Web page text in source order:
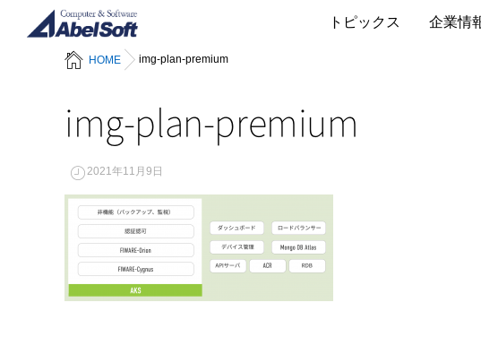
トピックス 企業情
HOME img-plan-premium
img-plan-premium
2021年11月9日